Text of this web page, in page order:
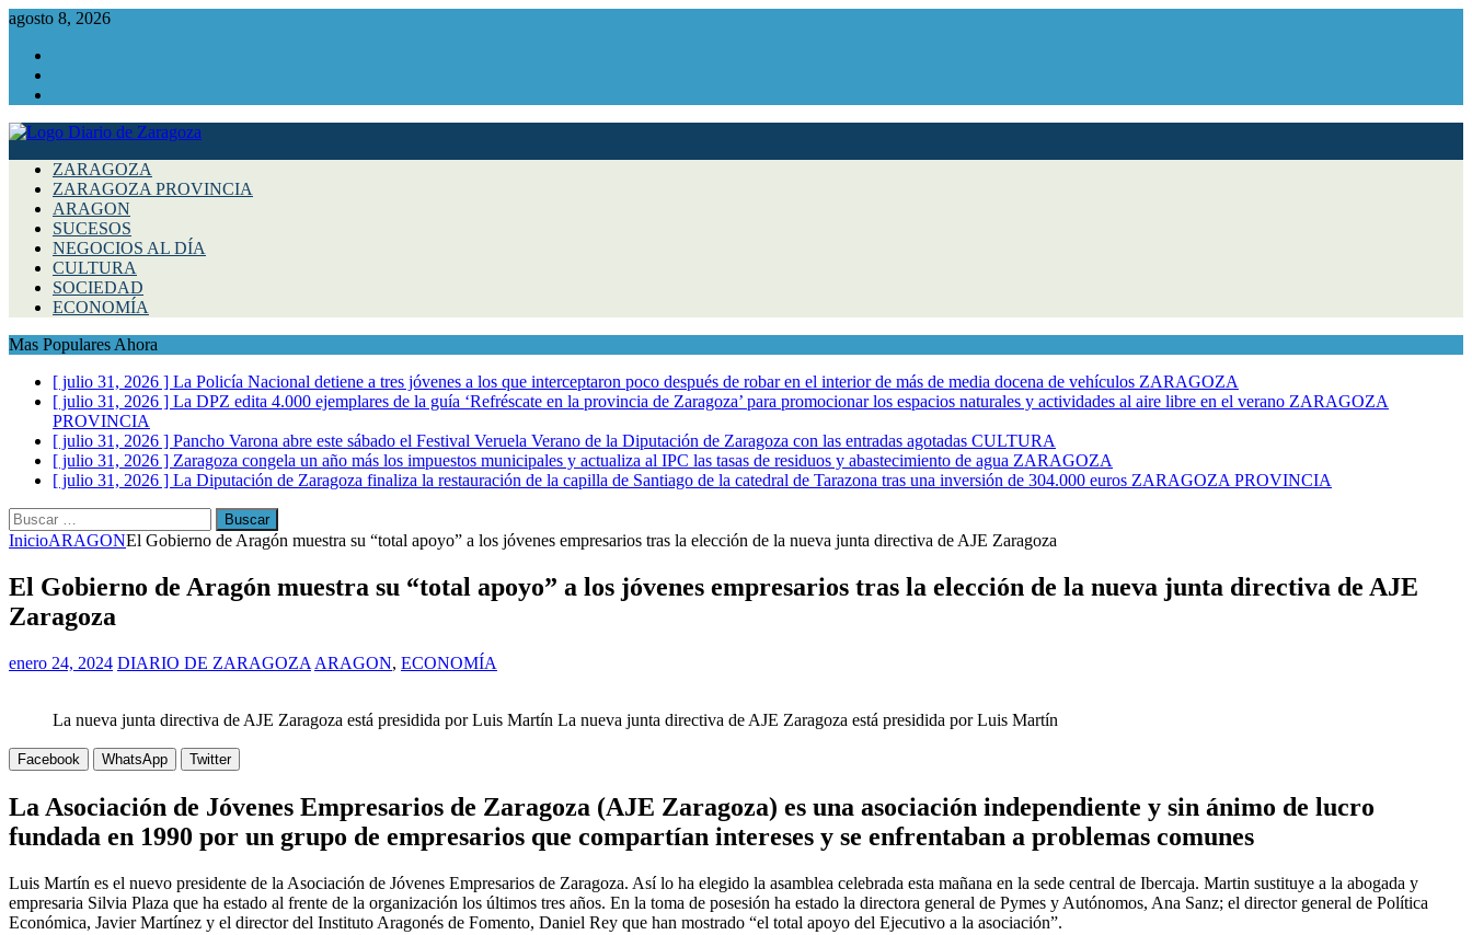
agosto 8, 2026
ZARAGOZA
ZARAGOZA PROVINCIA
ARAGON
SUCESOS
NEGOCIOS AL DÍA
CULTURA
SOCIEDAD
ECONOMÍA
Mas Populares Ahora
[ julio 31, 2026 ] La Policía Nacional detiene a tres jóvenes a los que interceptaron poco después de robar en el interior de más de media docena de vehículos ZARAGOZA
[ julio 31, 2026 ] La DPZ edita 4.000 ejemplares de la guía ‘Refréscate en la provincia de Zaragoza’ para promocionar los espacios naturales y actividades al aire libre en el verano ZARAGOZA
PROVINCIA
[ julio 31, 2026 ] Pancho Varona abre este sábado el Festival Veruela Verano de la Diputación de Zaragoza con las entradas agotadas CULTURA
[ julio 31, 2026 ] Zaragoza congela un año más los impuestos municipales y actualiza al IPC las tasas de residuos y abastecimiento de agua ZARAGOZA
[ julio 31, 2026 ] La Diputación de Zaragoza finaliza la restauración de la capilla de Santiago de la catedral de Tarazona tras una inversión de 304.000 euros ZARAGOZA PROVINCIA
Buscar:
InicioARAGONEl Gobierno de Aragón muestra su “total apoyo” a los jóvenes empresarios tras la elección de la nueva junta directiva de AJE Zaragoza
El Gobierno de Aragón muestra su “total apoyo” a los jóvenes empresarios tras la elección de la nueva junta directiva de AJE
Zaragoza
enero 24, 2024 DIARIO DE ZARAGOZA ARAGON, ECONOMÍA
La nueva junta directiva de AJE Zaragoza está presidida por Luis Martín La nueva junta directiva de AJE Zaragoza está presidida por Luis Martín
Facebook WhatsApp Twitter
La Asociación de Jóvenes Empresarios de Zaragoza (AJE Zaragoza) es una asociación independiente y sin ánimo de lucro
fundada en 1990 por un grupo de empresarios que compartían intereses y se enfrentaban a problemas comunes
Luis Martín es el nuevo presidente de la Asociación de Jóvenes Empresarios de Zaragoza. Así lo ha elegido la asamblea celebrada esta mañana en la sede central de Ibercaja. Martin sustituye a la abogada y
empresaria Silvia Plaza que ha estado al frente de la organización los últimos tres años. En la toma de posesión ha estado la directora general de Pymes y Autónomos, Ana Sanz; el director general de Política
Económica, Javier Martínez y el director del Instituto Aragonés de Fomento, Daniel Rey que han mostrado “el total apoyo del Ejecutivo a la asociación”.